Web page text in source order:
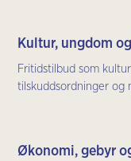
Kultur, ungdom
Fritidstilbud som
tilskuddsordninger og
Økonomi, gebyr